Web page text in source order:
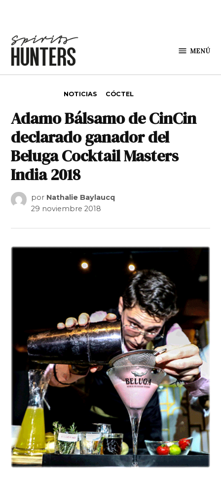
MENÚ
NOTICIAS CÓCTEL
Adamo Bálsamo de CinCin
declarado ganador del
Beluga Cocktail Masters
India 2018
por Nathalie Baylaucq
29 noviembre 2018